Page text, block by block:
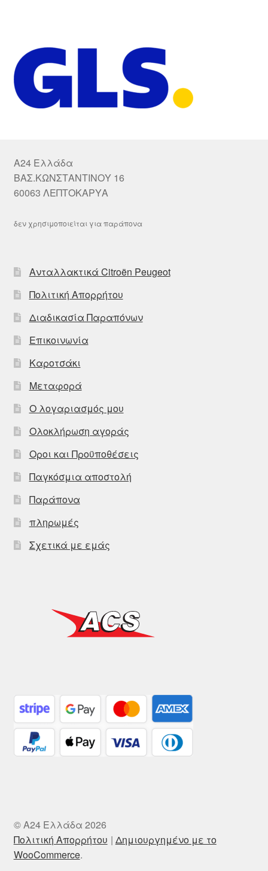
A24 Ελλάδα
ΒΑΣ.ΚΩΝΣΤΑΝΤΙΝΟΥ 16
60063 ΛΕΠΤΟΚΑΡΥΑ
δεν χρησιμοποιείται για παράπονα
Ανταλλακτικά Citroën Peugeot
Πολιτική Απορρήτου
Διαδικασία Παραπόνων
Επικοινωνία
Καροτσάκι
Μεταφορά
Ο λογαριασμός μου
Ολοκλήρωση αγοράς
Οροι και Προϋποθέσεις
Παγκόσμια αποστολή
Παράπονα
πληρωμές
Σχετικά με εμάς
© A24 Ελλάδα 2026
Πολιτική Απορρήτου
Δημιουργημένο με το
WooCommerce.